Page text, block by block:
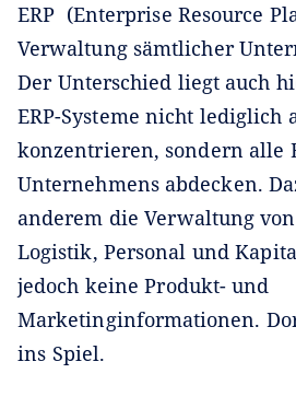
ERP (Enterprise Resource
Verwaltung sämtlicher
Der Unterschied liegt auch
ERP-Systeme nicht lediglich
konzentrieren, sondern alle
Unternehmens abdecken.
anderem die Verwaltung
Logistik, Personal und
jedoch keine Produkt- und
Marketinginformationen.
ins Spiel.